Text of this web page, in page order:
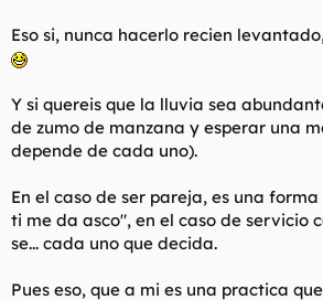
Eso si, nunca hacerlo recien
Y si quereis que la lluvia sea
de zumo de manzana y esperar una
depende de cada uno).
En el caso de ser pareja, es una
ti me da asco", en el caso de servicio
se... cada uno que decida.
Pues eso, que a mi es una practica